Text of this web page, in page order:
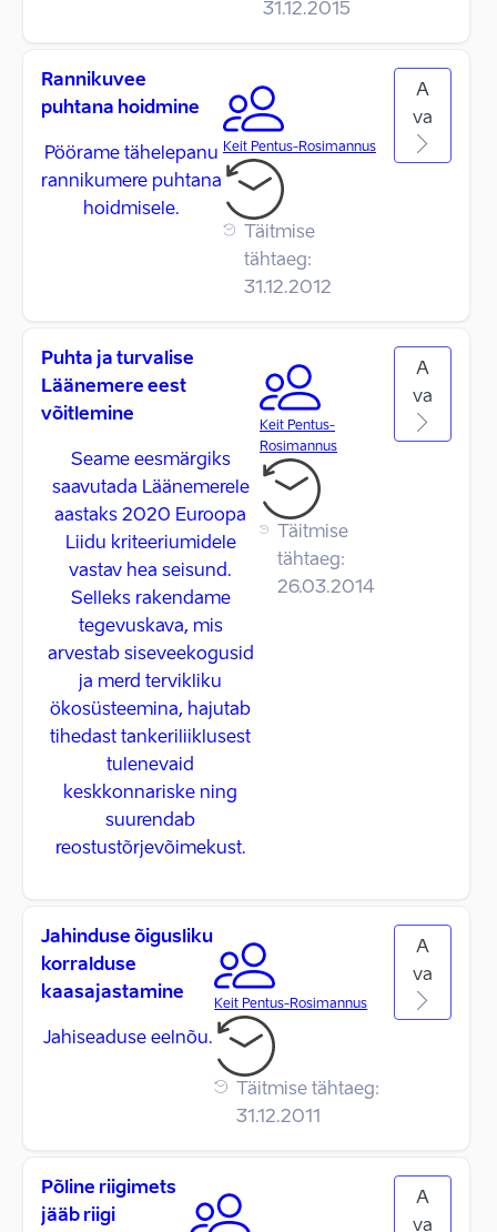
31.12.2015
Rannikuvee
puhtana hoidmine
Pöörame tähelepanu
rannikumere puhtana
hoidmisele.
Keit Pentus-Rosimannus
Täitmise
tähtaeg:
31.12.2012
A
va
Puhta ja turvalise
Läänemere eest
võitlemine
Seame eesmärgiks
saavutada Läänemerele
aastaks 2020 Euroopa
Liidu kriteeriumidele
vastav hea seisund.
Selleks rakendame
tegevuskava, mis
arvestab siseveekogusid
ja merd tervikliku
ökosüsteemina, hajutab
tihedast tankeriliiklusest
tulenevaid
keskkonnariske ning
suurendab
reostustõrjevõimekust.
Keit Pentus-
Rosimannus
Täitmise
tähtaeg:
26.03.2014
A
va
Jahinduse õigusliku
korralduse
kaasajastamine
Jahiseaduse eelnõu.
Keit Pentus-Rosimannus
Täitmise tähtaeg:
31.12.2011
A
va
Põline riigimets
jääb riigi
A
va